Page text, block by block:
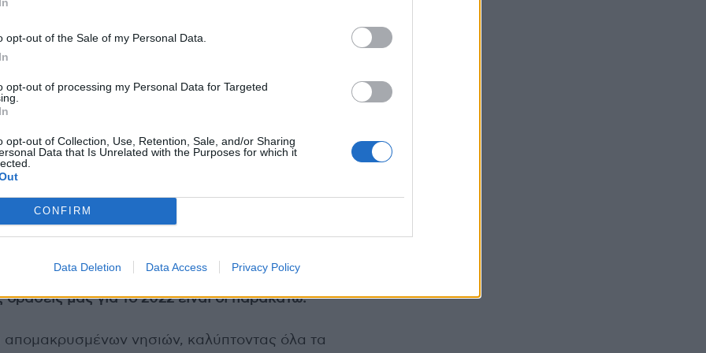
opt-out of the Sale of my Personal Data.
opt-out of processing my Personal Data for Targeted
opt-out of Collection, Use, Retention, Sale, and/or Sharing
Data that Is Unrelated with the Purposes for which it
CONFIRM
Data Deletion Data Access Privacy Policy
των γεννήσεων. Ως εκ τούτου περάσαμε στη
υποστήριξη, δηλαδή, των νέων μαμάδων, των
σταθμών, ώστε να μπορεί να συνδυαστεί η
αρχή έγινε στην Πάτμο και στον Δήμο Αγράφων
άλλες 8 ακριτικές νησιωτικές περιοχές.
τόσο σε επίπεδο ενημέρωσης και
της υπογεννητικότητας, όσο και πρακτικά
ακριτικών περιοχών με δύσκολη πρόσβαση σε
και την υποστήριξη οικογενειών στον αστικό
μας για το 2022 είναι οι παρακάτω:
απομακρυσμένων νησιών, καλύπτοντας όλα τα